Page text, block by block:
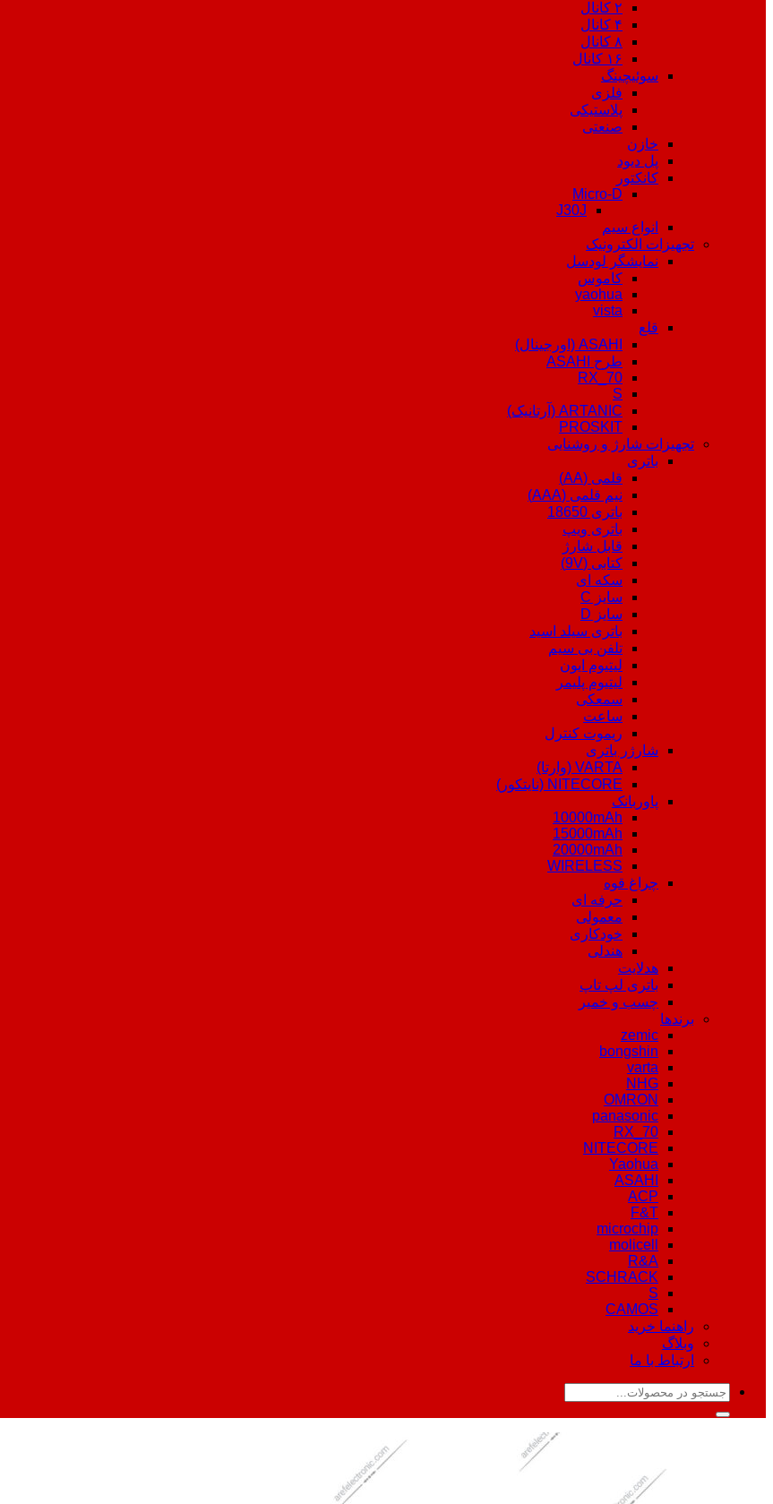
۲ کانال
۴ کانال
۸ کانال
۱۶ کانال
سوئیچینگ
فلزی
پلاستیکی
صنعتی
خازن
پل دیود
کانکتور
Micro-D
J30J
انواع سیم
تجهیزات الکترونیک
نمایشگر لودسل
کاموس
yaohua
vista
قلع
ASAHI (اورجینال)
طرح ASAHI
RX_70
S
ARTANIC (آرتانیک)
PROSKIT
تجهیزات شارژ و روشنایی
باتری
قلمی (AA)
نیم قلمی (AAA)
باتری 18650
باتری ویپ
قابل شارژ
کتابی (9V)
سکه ای
سایز C
سایز D
باتری سیلد اسید
تلفن بی سیم
لیتیوم ایون
لیتیوم پلیمر
سمعکی
ساعت
ریموت کنترل
شارژر باتری
VARTA (وارتا)
NITECORE (نایتکور)
پاوربانک
10000mAh
15000mAh
20000mAh
WIRELESS
چراغ قوه
حرفه ای
معمولی
خودکاری
هندلی
هدلایت
باتری لپ تاپ
چسب و خمیر
برندها
zemic
bongshin
varta
NHG
OMRON
panasonic
RX_70
NITECORE
Yaohua
ASAHI
ACP
F&T
microchip
molicell
R&A
SCHRACK
S
CAMOS
راهنما خرید
وبلاگ
ارتباط با ما
جستجو